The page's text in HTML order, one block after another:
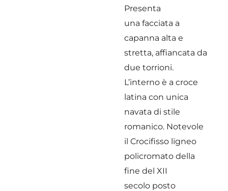
Presenta
una facciata a
capanna alta e
stretta, affiancata da
due torrioni.
L’interno è a croce
latina con unica
navata di stile
romanico. Notevole
il Crocifisso ligneo
policromato della
fine del XII
secolo posto